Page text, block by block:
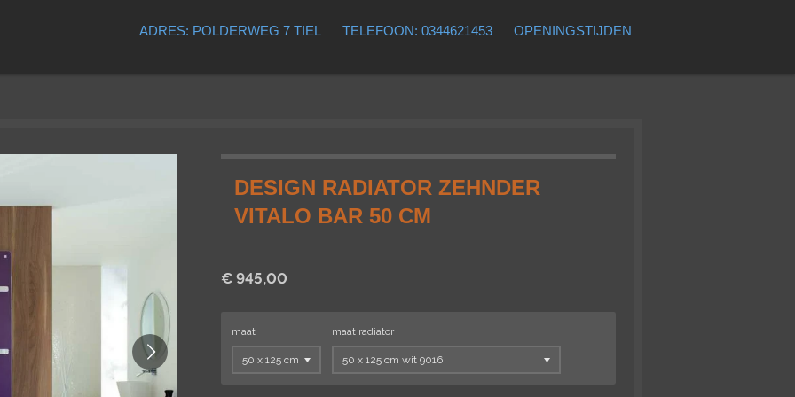
ADRES: POLDERWEG 7 TIEL TELEFOON: 0344621453 OPENINGSTIJDEN
DESIGN RADIATOR ZEHNDER
VITALO BAR 50 CM
€ 945,00
maat maat radiator